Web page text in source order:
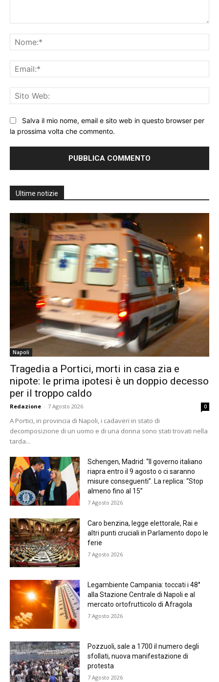
Salva il mio nome, email e sito web in questo browser per
la prossima volta che commento.
Ultime notizie
Napoli
Tragedia a Portici, morti in casa zia e
nipote: le prima ipotesi è un doppio decesso
per il troppo caldo
Redazione - 7 Agosto 2026 0
A Portici, in provincia di Napoli, i cadaveri in stato di
decomposizione di un uomo e di una donna sono stati trovati nella
tarda...
Schengen, Madrid: “Il governo italiano
riapra entro il 9 agosto o ci saranno
misure conseguenti”. La replica: “Stop
almeno fino al 15”
7 Agosto 2026
Caro benzina, legge elettorale, Rai e
altri punti cruciali in Parlamento dopo le
ferie
7 Agosto 2026
Legambiente Campania: toccati i 48°
alla Stazione Centrale di Napoli e al
mercato ortofrutticolo di Afragola
7 Agosto 2026
Pozzuoli, sale a 1700 il numero degli
sfollati, nuova manifestazione di
protesta
7 Agosto 2026